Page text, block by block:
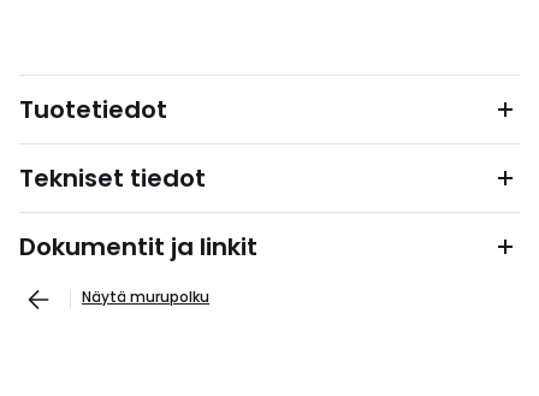
Tuotetiedot
Tekniset tiedot
Dokumentit ja linkit
Näytä murupolku